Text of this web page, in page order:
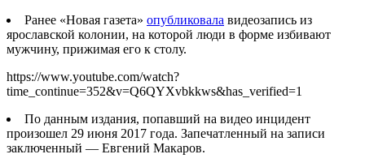
Ранее «Новая газета» опубликовала видеозапись из
ярославской колонии, на которой люди в форме избивают
мужчину, прижимая его к столу.
https://www.youtube.com/watch?
time_continue=352&v=Q6QYXvbkkws&has_verified=1
По данным издания, попавший на видео инцидент
произошел 29 июня 2017 года. Запечатленный на записи
заключенный — Евгений Макаров.